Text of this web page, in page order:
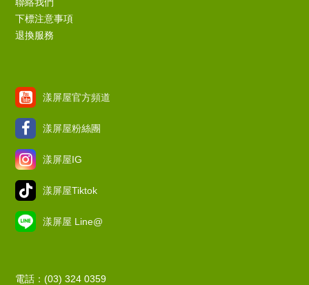
下標注意事項
退換服務
漾屏屋官方頻道
漾屏屋粉絲團
漾屏屋IG
漾屏屋Tiktok
漾屏屋 Line@
電話：(03) 324 0359